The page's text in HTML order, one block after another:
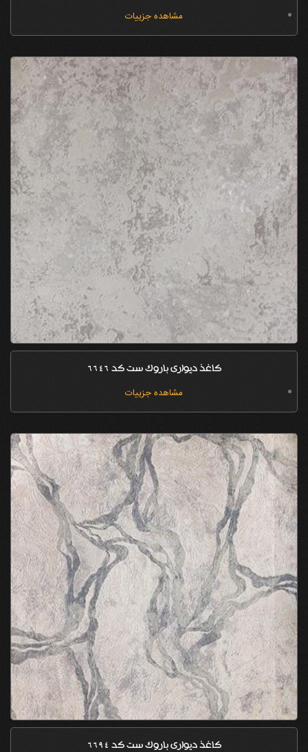
مشاهده جزییات
کاغذ دیواری باروک ست کد 6646
مشاهده جزییات
کاغذ دیواری باروک ست کد 6694